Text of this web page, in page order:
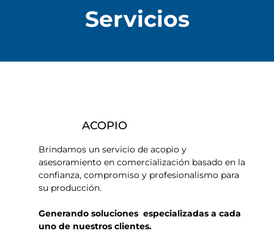
Servicios
ACOPIO
Brindamos un servicio de acopio y
asesoramiento en comercialización basado en la
confianza, compromiso y profesionalismo para
su producción.
Generando soluciones especializadas a cada
uno de nuestros clientes.